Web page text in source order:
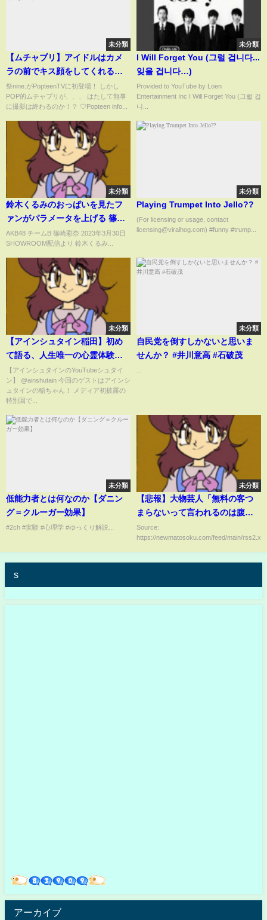
未分類
【ムチャブリ】アイドルはカメ
ラの前でキス顔をしてくれるの
かお願いしてみた！
【Popteen】
祭nine.がPopteenTVに初登場！ しかし
POP的ムチャブリが、、、 はたして無事
に撮影は終わるのか！？ ♡Popteen info...
未分類
I Will Forget You (그럴 겁니다...
잊을 겁니다…)
Provided to YouTube by Loen
Entertainment Inc I Will Forget You (그럴 겁
니...
未分類
鈴木くるみのおっぱいを見たフ
ァンがパラメータを上げる 篠崎
彩奈
AKB48 チームB 篠崎彩奈 2023年3月30日
SHOWROOM配信より 鈴木くるみ...
未分類
Playing Trumpet Into Jello??
(For licensing or usage, contact
licensing@viralhog.com) #funny #trump...
未分類
【アインシュタイン稲田】初め
て語る、人生唯一の心霊体験が
生々しく恐ろしすぎた、、
【アインシュタインのYouTubeシュタイ
ン】 @ainshutain 今回のゲストはアインシ
ュタインの稲ちゃん！ メディア初披露の
特別回で...
未分類
自民党を倒すしかないと思いま
せんか？ #井川意高 #石破茂
未分類
低能力者とは何なのか【ダニン
グ＝クルーガー効果】
#2ch #実験 #心理学 #ゆっくり解説...
未分類
【悲報】大物芸人「無料の客つ
まらないって言われるのは腹立
つ。地方に行かんぞ。東京に見
に来い」
Source:
https://newmatosoku.com/feed/main/
s
アーカイブ